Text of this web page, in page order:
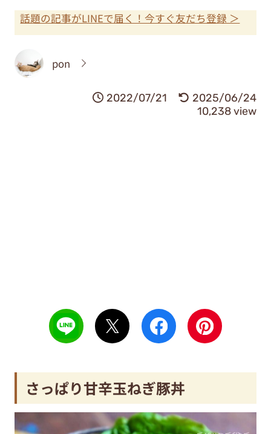
話題の記事がLINEで届く！今すぐ友だち登録 ＞
pon
2022/07/21
2025/06/24
10,238 view
さっぱり甘辛玉ねぎ豚丼